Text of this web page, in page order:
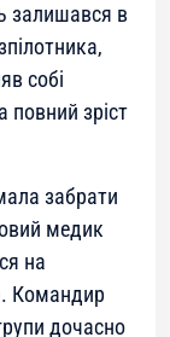
залишався в
собі
повний зріст
забрати
медик
на
Командир
дочасно